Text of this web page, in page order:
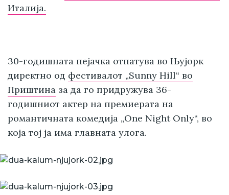
Италија.
30-годишната пејачка отпатува во Њујорк
директно од фестивалот „Sunny Hill“ во
Приштина за да го придружува 36-
годишниот актер на премиерата на
романтичната комедија „One Night Only“, во
која тој ја има главната улога.